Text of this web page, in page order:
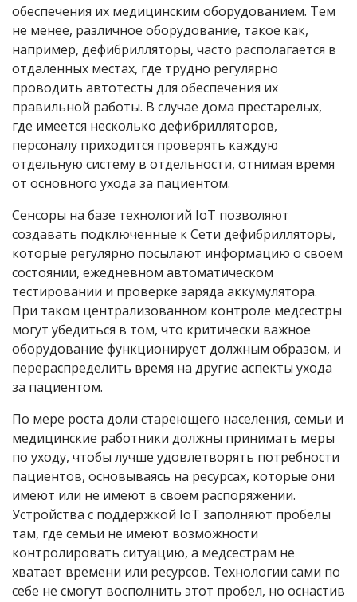
обеспечения их медицинским оборудованием. Тем
не менее, различное оборудование, такое как,
например, дефибрилляторы, часто располагается в
отдаленных местах, где трудно регулярно
проводить автотесты для обеспечения их
правильной работы. В случае дома престарелых,
где имеется несколько дефибрилляторов,
персоналу приходится проверять каждую
отдельную систему в отдельности, отнимая время
от основного ухода за пациентом.
Сенсоры на базе технологий IoT позволяют
создавать подключенные к Сети дефибрилляторы,
которые регулярно посылают информацию о своем
состоянии, ежедневном автоматическом
тестировании и проверке заряда аккумулятора.
При таком централизованном контроле медсестры
могут убедиться в том, что критически важное
оборудование функционирует должным образом, и
перераспределить время на другие аспекты ухода
за пациентом.
По мере роста доли стареющего населения, семьи и
медицинские работники должны принимать меры
по уходу, чтобы лучше удовлетворять потребности
пациентов, основываясь на ресурсах, которые они
имеют или не имеют в своем распоряжении.
Устройства с поддержкой IoT заполняют пробелы
там, где семьи не имеют возможности
контролировать ситуацию, а медсестрам не
хватает времени или ресурсов. Технологии сами по
себе не смогут восполнить этот пробел, но оснастив